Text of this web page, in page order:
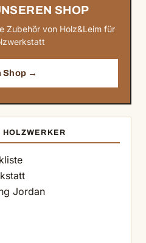
SHOP
Zubehör von Holz&Leim für
Shop →
HOLZWERKER
Jordan